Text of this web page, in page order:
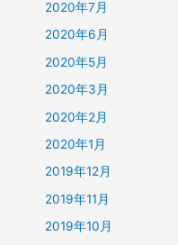
2020年7月
2020年6月
2020年5月
2020年3月
2020年2月
2020年1月
2019年12月
2019年11月
2019年10月